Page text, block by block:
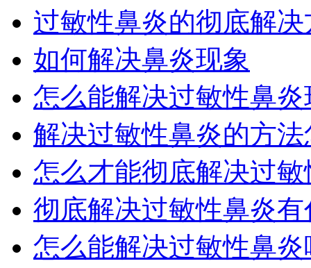
过敏性鼻炎的彻底解决
如何解决鼻炎现象
怎么能解决过敏性鼻炎
解决过敏性鼻炎的方
怎么才能彻底解决过敏
彻底解决过敏性鼻炎有
怎么能解决过敏性鼻炎